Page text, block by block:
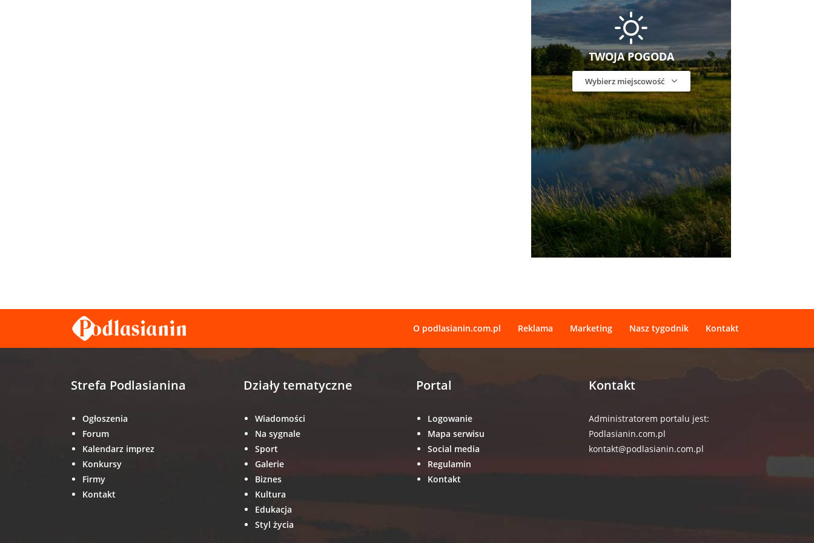
TWOJA POGODA
Wybierz miejscowość
O podlasianin.com.pl Reklama Marketing Nasz tygodnik Kontakt
Strefa Podlasianina
Ogłoszenia
Forum
Kalendarz imprez
Konkursy
Firmy
Kontakt
Działy tematyczne
Wiadomości
Na sygnale
Sport
Galerie
Biznes
Kultura
Edukacja
Styl życia
Portal
Logowanie
Mapa serwisu
Social media
Regulamin
Kontakt
Kontakt
Administratorem portalu jest:
Podlasianin.com.pl
kontakt@podlasianin.com.pl